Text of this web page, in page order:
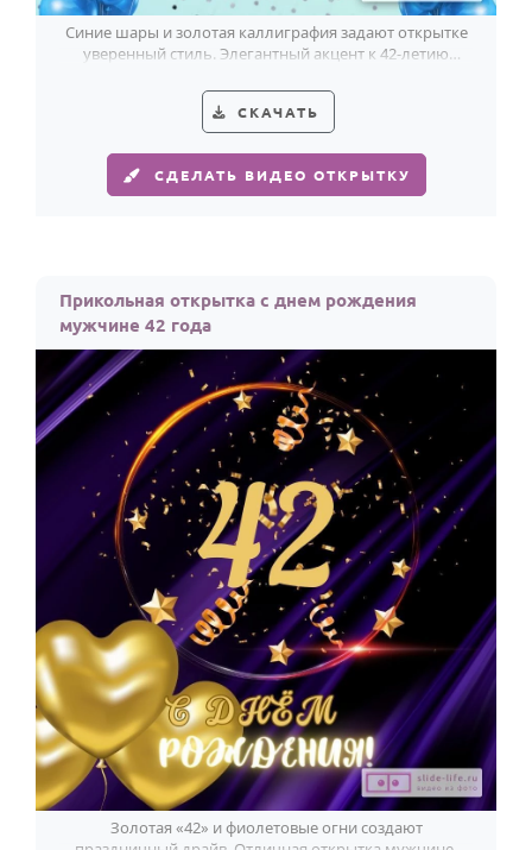
Синие шары и золотая каллиграфия задают открытке
уверенный стиль. Элегантный акцент к 42-летию
СКАЧАТЬ
СДЕЛАТЬ ВИДЕО ОТКРЫТКУ
Прикольная открытка с днем рождения
мужчине 42 года
Золотая «42» и фиолетовые огни создают